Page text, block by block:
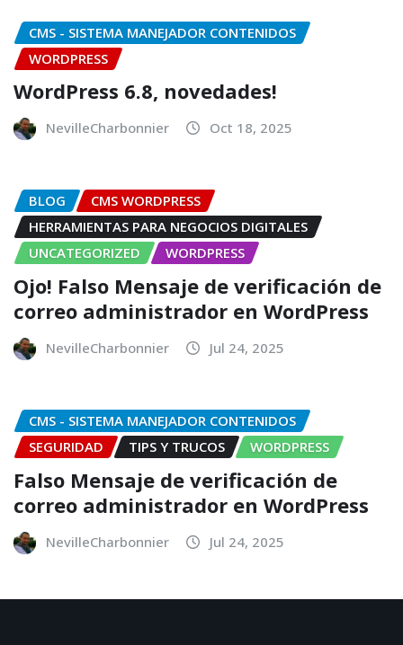
CMS - SISTEMA MANEJADOR CONTENIDOS
WORDPRESS
WordPress 6.8, novedades!
NevilleCharbonnier Oct 18, 2025
BLOG
CMS WORDPRESS
HERRAMIENTAS PARA NEGOCIOS DIGITALES
UNCATEGORIZED
WORDPRESS
Ojo! Falso Mensaje de verificación de
correo administrador en WordPress
NevilleCharbonnier Jul 24, 2025
CMS - SISTEMA MANEJADOR CONTENIDOS
SEGURIDAD
TIPS Y TRUCOS WORDPRESS
Falso Mensaje de verificación de
correo administrador en WordPress
NevilleCharbonnier Jul 24, 2025